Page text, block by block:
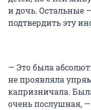
и дочь. Остальные
подтвердить эту
— Это была
не проявляла
капризничала.
очень послушная,